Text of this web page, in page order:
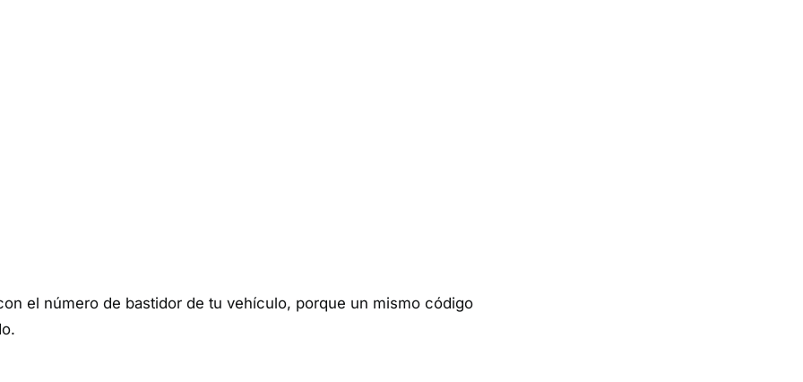
el número de bastidor de tu vehículo, porque un mismo código